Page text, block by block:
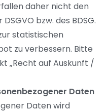
daher nicht den
bzw. des BDSG.
statistischen
zu verbessern. Bitte
„Recht auf Auskunft /
Daten
Daten wird